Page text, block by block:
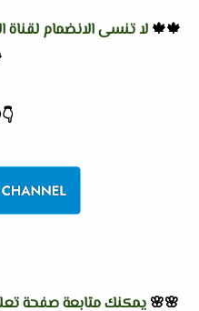
🍁🍁 لا تنسى الانضمام
👇
🌸🌸 يمكنك متابعة صفحة